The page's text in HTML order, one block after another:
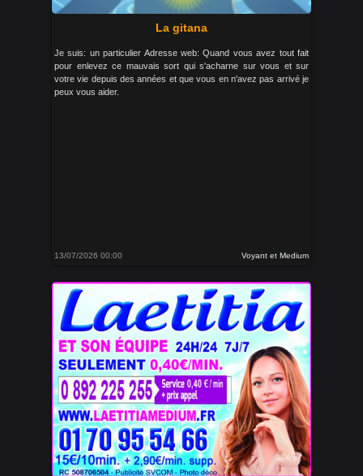
La gitana
Je suis: un particulier Adresse web: Quand vous avez tout fait
pour enlevez ce mauvais sort qui s'acharne sur vous et sur
votre vie depuis des années et que vous en n'avez pas arrivé je
peux vous aider.
13/07/2026 00:00 Voyant et Medium